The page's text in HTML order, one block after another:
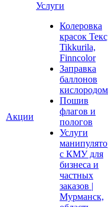
Акции
Услуги
Колеровка
красок
Tikkurila,
Finncolor
Заправка
баллонов
кислородом
Пошив
флагов и
пологов
Услуги
с КМУ для
бизнеса и
частных
заказов |
Мурманск,